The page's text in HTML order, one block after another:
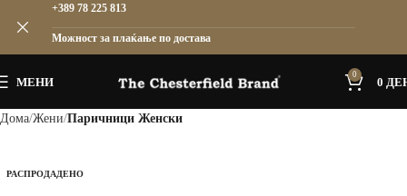
МЕНИ
0
0
Дома Жени Паричници Женски
РАСПРОДАДЕНО
+389 78 225 813
Можност за плаќање по достава